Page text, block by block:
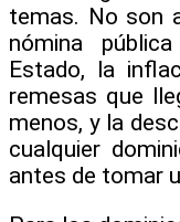
temas. No son
nómina
Estado, la
remesas que
menos, y la
cualquier
antes de tomar